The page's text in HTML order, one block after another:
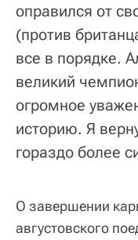
оправился от
(против
все в порядке.
великий
огромное
историю. Я
гораздо более
О завершении
августовского